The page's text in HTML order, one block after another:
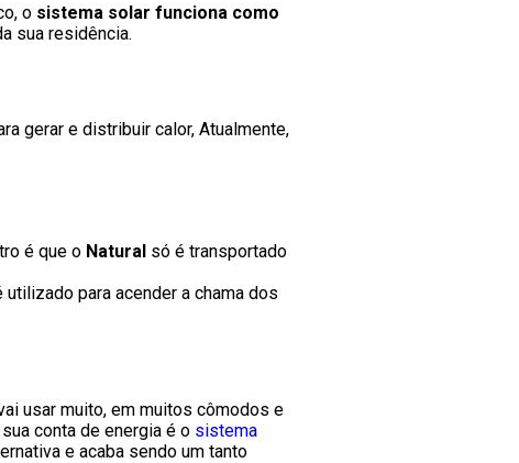
o sistema solar funciona como
sua residência.
gerar e distribuir calor, Atualmente,
é que o Natural só é transportado
utilizado para acender a chama dos
usar muito, em muitos cômodos e
conta de energia é o sistema
e acaba sendo um tanto